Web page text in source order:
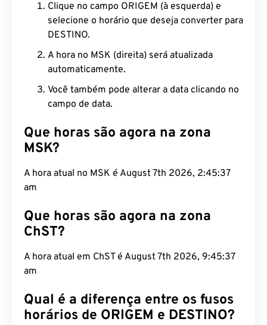
Clique no campo ORIGEM (à esquerda) e
selecione o horário que deseja converter para
DESTINO.
A hora no MSK (direita) será atualizada
automaticamente.
Você também pode alterar a data clicando no
campo de data.
Que horas são agora na zona
MSK?
A hora atual no MSK é August 7th 2026, 2:45:38
am
Que horas são agora na zona
ChST?
A hora atual em ChST é August 7th 2026, 9:45:38
am
Qual é a diferença entre os fusos
horários de ORIGEM e DESTINO?